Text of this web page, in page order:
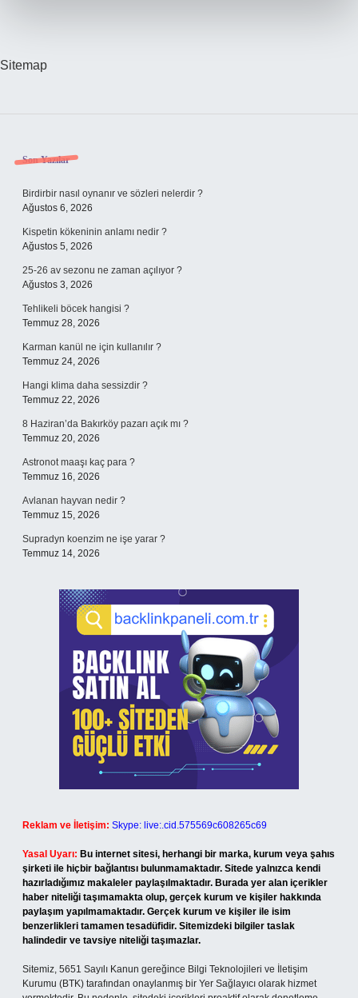
Sitemap
Sidebar
Son Yazılar
Birdirbir nasıl oynanır ve sözleri nelerdir ?
Ağustos 6, 2026
Kispetin kökeninin anlamı nedir ?
Ağustos 5, 2026
25-26 av sezonu ne zaman açılıyor ?
Ağustos 3, 2026
Tehlikeli böcek hangisi ?
Temmuz 28, 2026
Karman kanül ne için kullanılır ?
Temmuz 24, 2026
Hangi klima daha sessizdir ?
Temmuz 22, 2026
8 Haziran’da Bakırköy pazarı açık mı ?
Temmuz 20, 2026
Astronot maaşı kaç para ?
Temmuz 16, 2026
Avlanan hayvan nedir ?
Temmuz 15, 2026
Supradyn koenzim ne işe yarar ?
Temmuz 14, 2026
Reklam ve İletişim: Skype: live:.cid.575569c608265c69
Yasal Uyarı: Bu internet sitesi, herhangi bir marka, kurum veya şahıs
şirketi ile hiçbir bağlantısı bulunmamaktadır. Sitede yalnızca kendi
hazırladığımız makaleler paylaşılmaktadır. Burada yer alan içerikler
haber niteliği taşımamakta olup, gerçek kurum ve kişiler hakkında
paylaşım yapılmamaktadır. Gerçek kurum ve kişiler ile isim
benzerlikleri tamamen tesadüfidir. Sitemizdeki bilgiler taslak
halindedir ve tavsiye niteliği taşımazlar.
Sitemiz, 5651 Sayılı Kanun gereğince Bilgi Teknolojileri ve İletişim
Kurumu (BTK) tarafından onaylanmış bir Yer Sağlayıcı olarak hizmet